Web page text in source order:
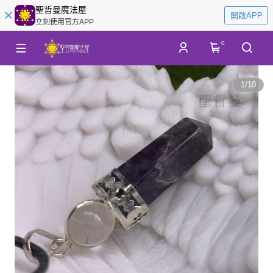
聖哲曼魔法屋
立刻使用官方APP
開啟APP
0
1/10